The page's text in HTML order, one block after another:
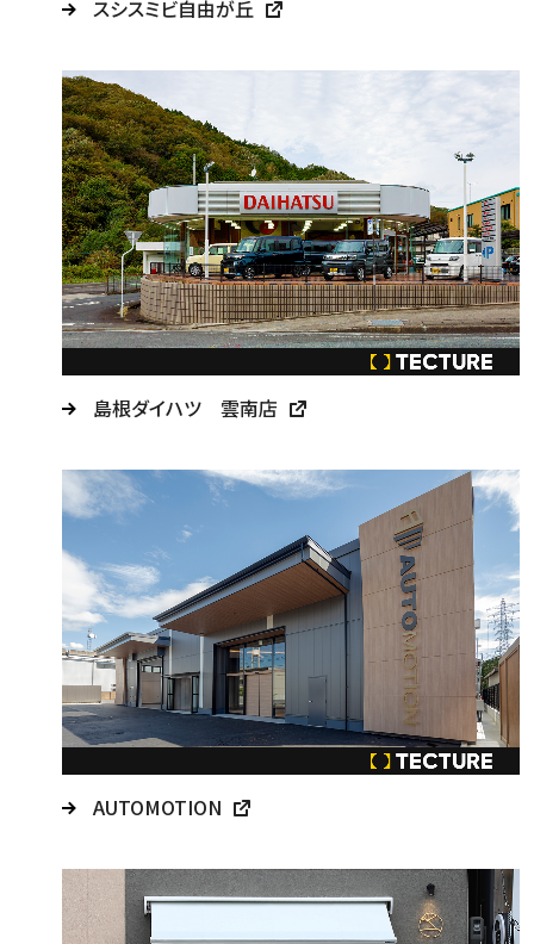
スシスミビ自由が丘
島根ダイハツ 雲南店
AUTOMOTION